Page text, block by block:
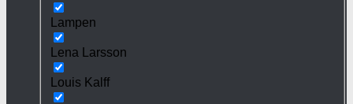
Lampen
Lena Larsson
Louis Kalff